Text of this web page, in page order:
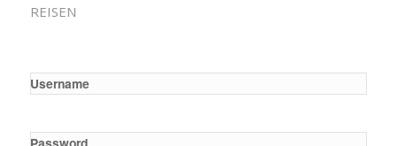
REISEN
Username
Password